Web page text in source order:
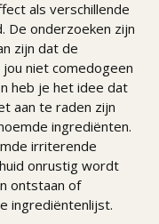
als verschillende
De onderzoeken zijn
zijn dat de
niet comedogeen
heb je het idee dat
aan te raden zijn
ingrediënten.
irriterende
onrustig wordt
ontstaan of
ingrediëntenlijst.